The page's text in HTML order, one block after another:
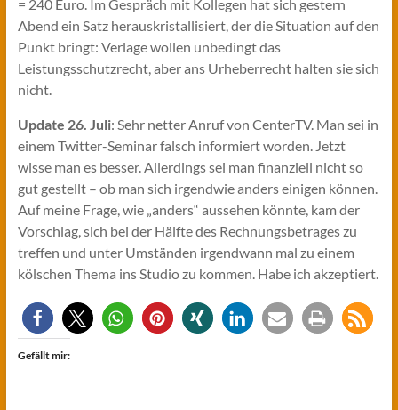
= 240 Euro. Im Gespräch mit Kollegen hat sich gestern
Abend ein Satz herauskristallisiert, der die Situation auf den
Punkt bringt: Verlage wollen unbedingt das
Leistungsschutzrecht, aber ans Urheberrecht halten sie sich
nicht.
Update 26. Juli: Sehr netter Anruf von CenterTV. Man sei in
einem Twitter-Seminar falsch informiert worden. Jetzt
wisse man es besser. Allerdings sei man finanziell nicht so
gut gestellt – ob man sich irgendwie anders einigen können.
Auf meine Frage, wie „anders“ aussehen könnte, kam der
Vorschlag, sich bei der Hälfte des Rechnungsbetrages zu
treffen und unter Umständen irgendwann mal zu einem
kölschen Thema ins Studio zu kommen. Habe ich akzeptiert.
Gefällt mir: